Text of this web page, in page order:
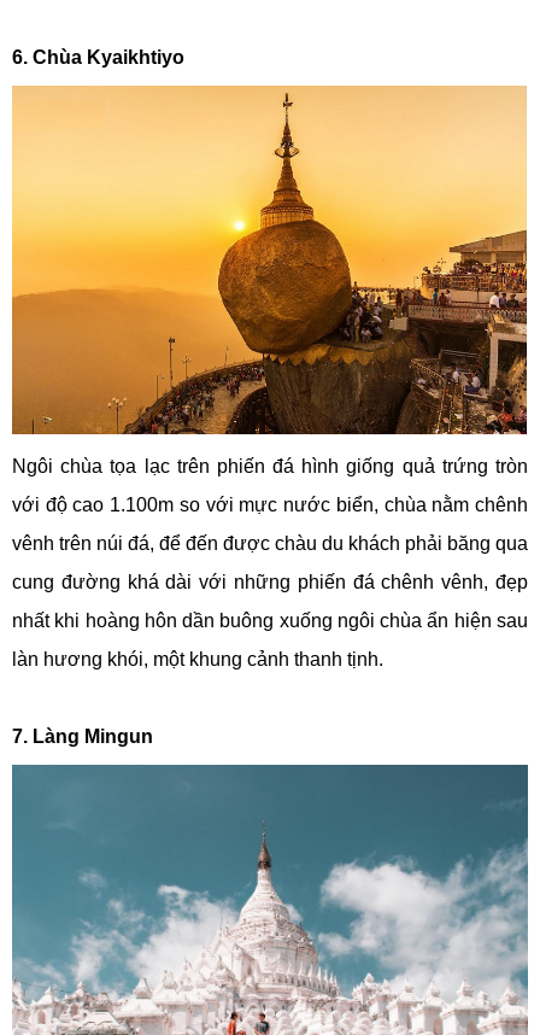
6. Chùa Kyaikhtiyo
Ngôi chùa tọa lạc trên phiến đá hình giống quả trứng tròn
với độ cao 1.100m so với mực nước biển, chùa nằm chênh
vênh trên núi đá, để đến được chàu du khách phải băng qua
cung đường khá dài với những phiến đá chênh vênh, đẹp
nhất khi hoàng hôn dần buông xuống ngôi chùa ẩn hiện sau
làn hương khói, một khung cảnh thanh tịnh.
7. Làng Mingun